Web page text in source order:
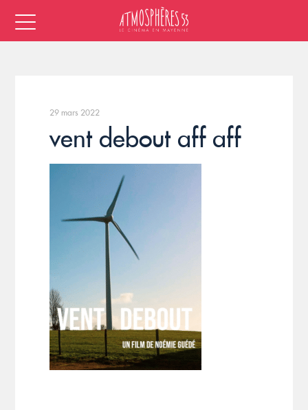
29 mars 2022
vent debout aff aff